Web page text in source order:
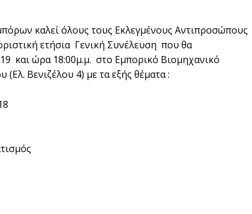
καλεί όλους τους Εκλεγμένους Αντιπροσώπους
ετήσια Γενική Συνέλευση που θα
και ώρα 18:00μ.μ. στο Εμπορικό Βιομηχανικό
Βενιζέλου 4) με τα εξής θέματα :